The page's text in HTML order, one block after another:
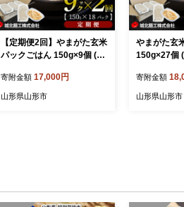
【定期便2回】やまがた玄米
パックごはん 150g×9個 (つ
形 パックライス 備蓄 保存 F
Z25-167
寄附金額 17,000円
山形県山形市
やまがた玄
150g×27個 (つや姫) ラベル
イス 備蓄 保
寄附金額
山形県山形市